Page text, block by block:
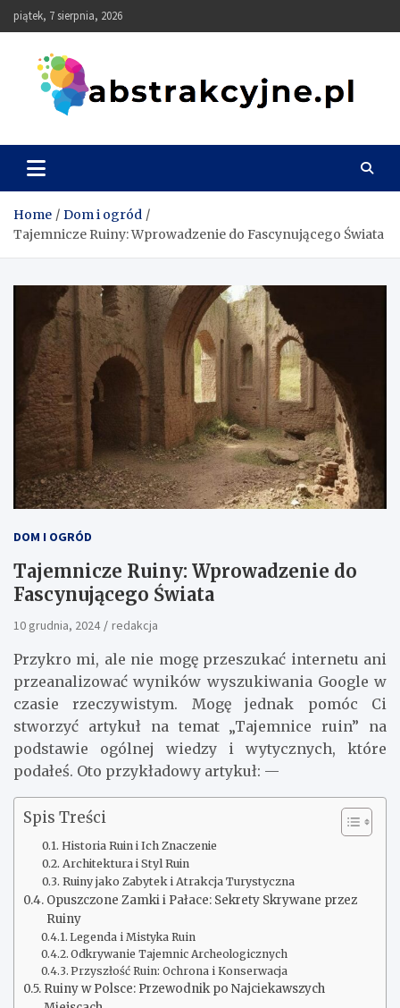
Skip
to
piątek, 7 sierpnia, 2026
Abstrakcyjne
Home
Dom i ogród
Tajemnicze Ruiny: Wprowadzenie do Fascynującego Świata
DOM I OGRÓD
Tajemnicze Ruiny: Wprowadzenie do
Fascynującego Świata
10 grudnia, 2024 redakcja
Przykro mi, ale nie mogę przeszukać internetu ani
przeanalizować wyników wyszukiwania Google w
czasie rzeczywistym. Mogę jednak pomóc Ci
stworzyć artykuł na temat „Tajemnice ruin” na
podstawie ogólnej wiedzy i wytycznych, które
podałeś. Oto przykładowy artykuł: —
Spis Treści
Historia Ruin i Ich Znaczenie
Architektura i Styl Ruin
Ruiny jako Zabytek i Atrakcja Turystyczna
Opuszczone Zamki i Pałace: Sekrety Skrywane przez
Ruiny
Legenda i Mistyka Ruin
Odkrywanie Tajemnic Archeologicznych
Przyszłość Ruin: Ochrona i Konserwacja
Ruiny w Polsce: Przewodnik po Najciekawszych